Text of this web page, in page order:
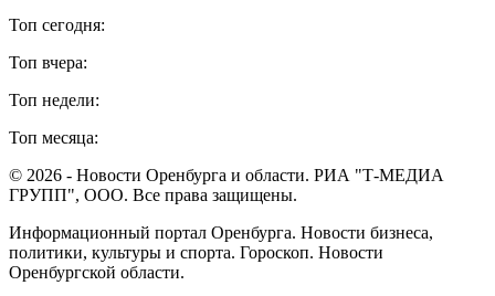
Топ сегодня:
Топ вчера:
Топ недели:
Топ месяца:
© 2026 - Новости Оренбурга и области. РИА "Т-МЕДИА
ГРУПП", ООО. Все права защищены.
Информационный портал Оренбурга. Новости бизнеса,
политики, культуры и спорта. Гороскоп. Новости
Оренбургской области.